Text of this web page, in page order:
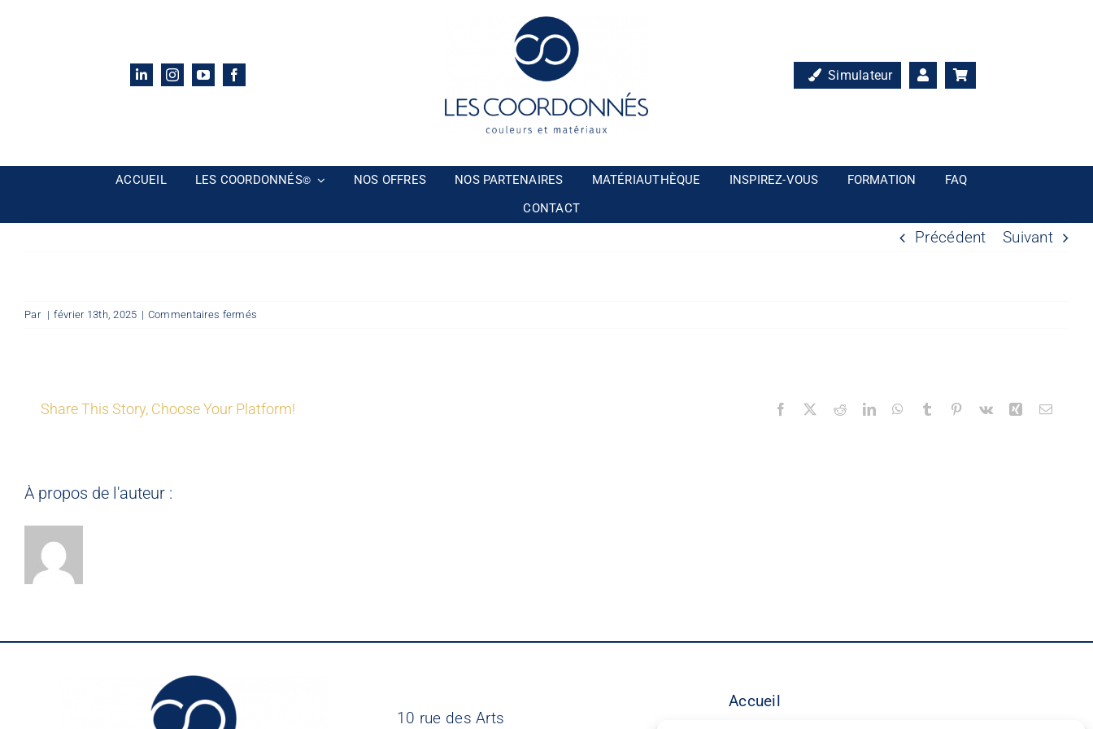
Simulateur
ACCUEIL LES COORDONNÉS© NOS OFFRES NOS PARTENAIRES MATÉRIAUTHÈQUE INSPIREZ-VOUS FORMATION
FAQ
CONTACT
Précédent Suivant
Par | février 13th, 2025 | Commentaires fermés
Share This Story, Choose Your Platform! Facebook RedditLinkedInWhatsApp
Tumblr Pinterest
Vk XingEmail
À propos de l'auteur :
10 rue des Arts
Accueil